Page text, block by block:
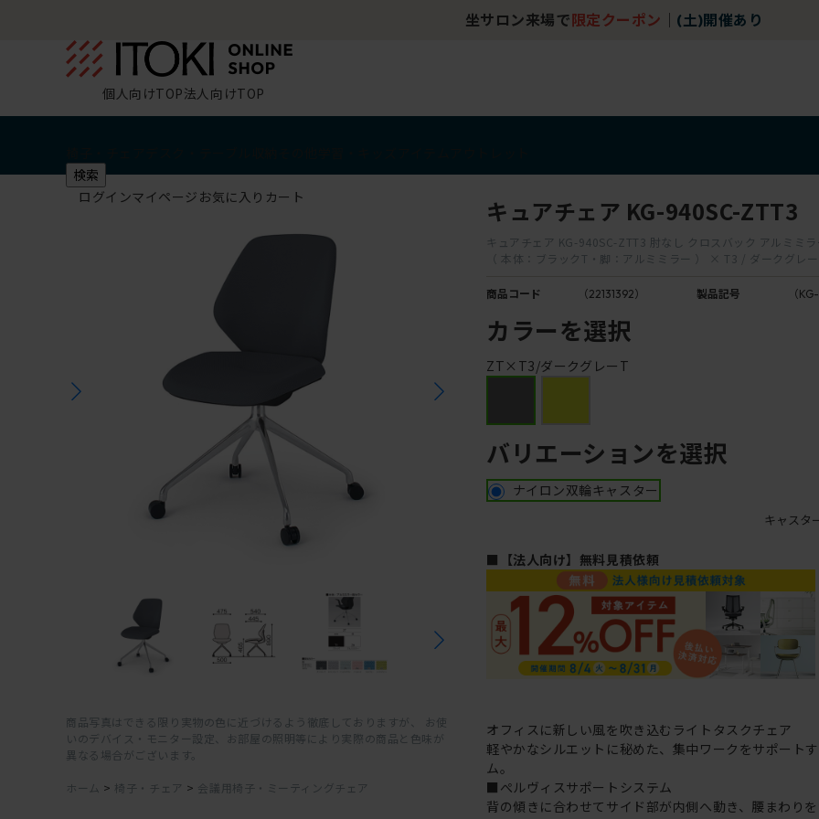
坐サロン来場で 限定クーポン (土)開催あり
個人向けTOP法人向けTOP
検索
ログインマイページ お気に入り カート
商品写真はできる限り実物の色に近づけるよう徹底しておりますが、 お使
いのデバイス・モニター設定、お部屋の照明等により実際の商品と色味が
異なる場合がございます。
ホーム > 椅子・チェア > 会議用椅子・ミーティングチェア
キュアチェア KG-940SC-ZTT3
キュアチェア KG-940SC-ZTT3 肘なし クロスバック アルミミ
（ 本体：ブラックT・脚：アルミミラー ） × T3 / ダークグレー
商品コード （22131392） 製品記号 （
カラーを選択
ZT×T3/ダークグレーT
バリエーションを選択
ナイロン双輪キャスター
キャスタ
■【法人向け】無料見積依頼
オフィスに新しい風を吹き込むライトタスクチェア
軽やかなシルエットに秘めた、集中ワークをサポート
ム。
■ぺルヴィスサポートシステム
背の傾きに合わせてサイド部が内側へ動き、腰まわりを